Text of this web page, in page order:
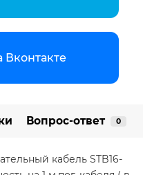
Вконтакте
Вопрос-ответ 0
кабель STB16-